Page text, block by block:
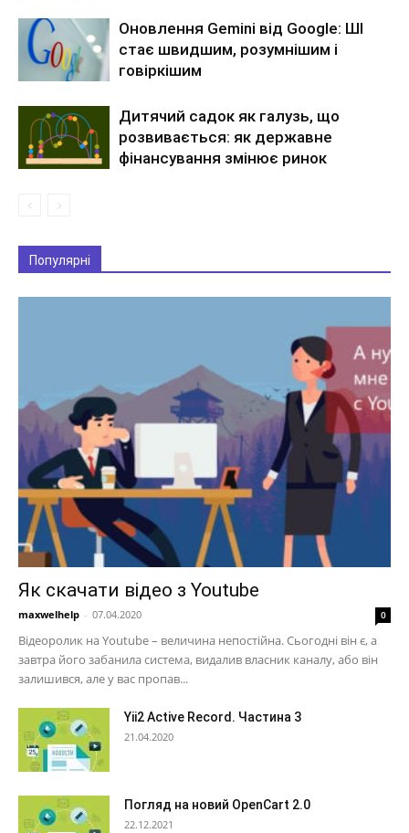
Оновлення Gemini від Google: ШІ
стає швидшим, розумнішим і
говіркішим
Дитячий садок як галузь, що
розвивається: як державне
фінансування змінює ринок
Популярні
Як скачати відео з Youtube
maxwelhelp - 07.04.2020 0
Відеоролик на Youtube – величина непостійна. Сьогодні він є, а
завтра його забанила система, видалив власник каналу, або він
залишився, але у вас пропав...
Yii2 Active Record. Частина 3
21.04.2020
Погляд на новий OpenCart 2.0
22.12.2021